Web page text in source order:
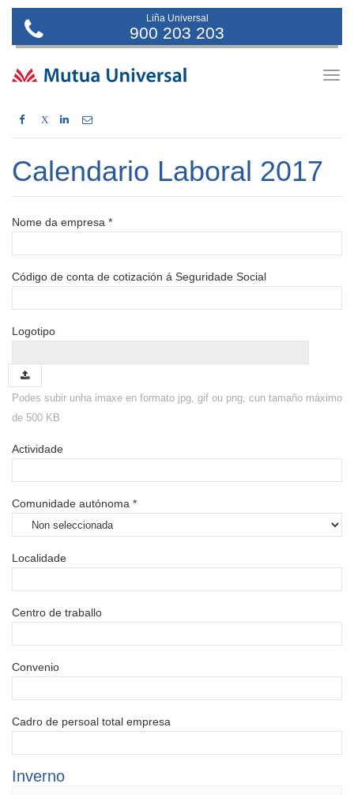
Liña Universal
900 203 203
X
Calendario Laboral 2017
Nome da empresa *
Código de conta de cotización á Seguridade Social
Logotipo
Podes subir unha imaxe en formato jpg, gif ou png, cun tamaño máximo
de 500 KB
Actividade
Comunidade autónoma *
Localidade
Centro de traballo
Convenio
Cadro de persoal total empresa
Inverno